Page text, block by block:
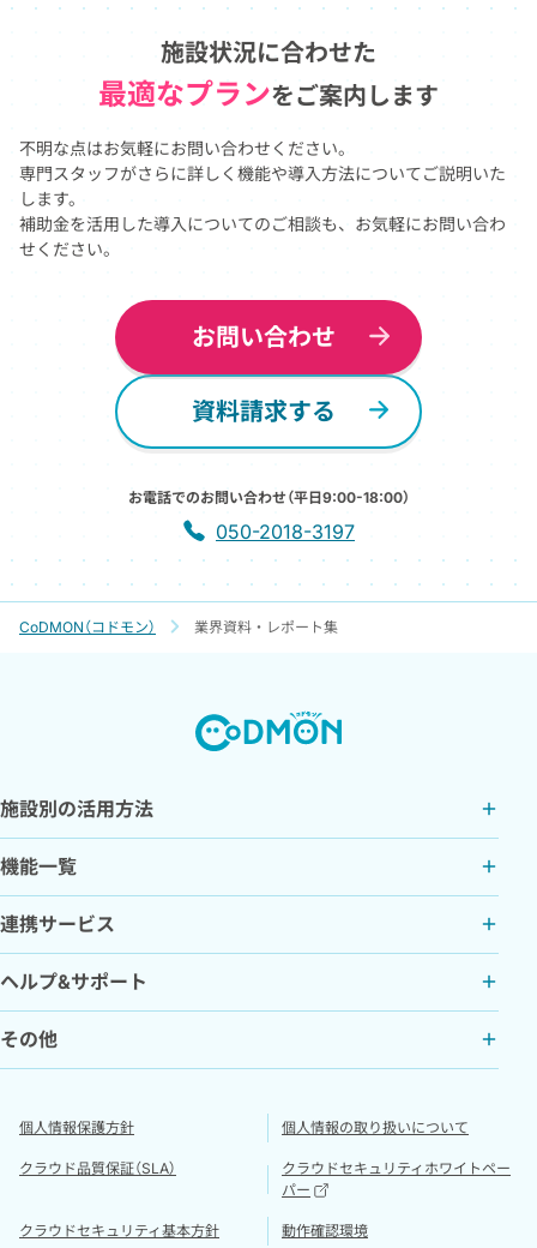
施設状況に合わせた
最適なプランをご案内します
不明な点はお気軽にお問い合わせください。
専門スタッフがさらに詳しく機能や導入方法についてご説明いた
します。
補助金を活用した導入についてのご相談も、お気軽にお問い合わ
せください。
資料請求する
お問い合わせ
お電話でのお問い合わせ（平日9:00-18:00）
050-2018-3197
CoDMON（コドモン） 業界資料・レポート集
施設別の活用方法
機能一覧
連携サービス
ヘルプ&サポート
その他
個人情報保護方針 個人情報の取り扱いについて
クラウド品質保証（SLA）
クラウドセキュリティホワイトペー
パー
クラウドセキュリティ基本方針 動作確認環境